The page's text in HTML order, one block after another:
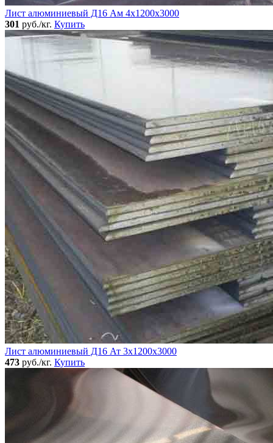
Лист алюминиевый Д16 Ам 4х1200х3000
301 руб./кг. Купить
Лист алюминиевый Д16 Ат 3х1200х3000
473 руб./кг. Купить